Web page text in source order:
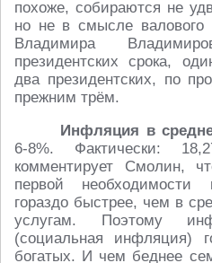
похоже, собираются не
но не в смысле валового
Владимира
президентских срока,
два президентских, по
прежним трём.
Инфляция в
6-8%. Фактически:
комментирует Смолин,
первой
гораздо быстрее, чем в
услугам. Поэтому
(социальная инфляция)
богатых. И чем беднее